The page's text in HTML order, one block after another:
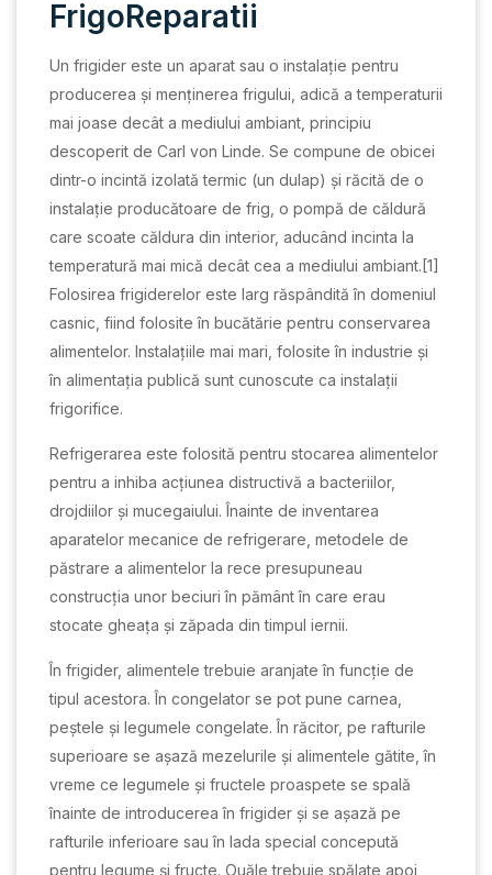
FrigoReparatii
Un frigider este un aparat sau o instalație pentru
producerea și menținerea frigului, adică a temperaturii
mai joase decât a mediului ambiant, principiu
descoperit de Carl von Linde. Se compune de obicei
dintr-o incintă izolată termic (un dulap) și răcită de o
instalație producătoare de frig, o pompă de căldură
care scoate căldura din interior, aducând incinta la
temperatură mai mică decât cea a mediului ambiant.[1]
Folosirea frigiderelor este larg răspândită în domeniul
casnic, fiind folosite în bucătărie pentru conservarea
alimentelor. Instalațiile mai mari, folosite în industrie și
în alimentația publică sunt cunoscute ca instalații
frigorifice.
Refrigerarea este folosită pentru stocarea alimentelor
pentru a inhiba acțiunea distructivă a bacteriilor,
drojdiilor și mucegaiului. Înainte de inventarea
aparatelor mecanice de refrigerare, metodele de
păstrare a alimentelor la rece presupuneau
construcția unor beciuri în pământ în care erau
stocate gheața și zăpada din timpul iernii.
În frigider, alimentele trebuie aranjate în funcție de
tipul acestora. În congelator se pot pune carnea,
peștele și legumele congelate. În răcitor, pe rafturile
superioare se așază mezelurile și alimentele gătite, în
vreme ce legumele și fructele proaspete se spală
înainte de introducerea în frigider și se așază pe
rafturile inferioare sau în lada special concepută
pentru legume și fructe. Ouăle trebuie spălate apoi